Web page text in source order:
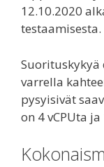
12.10.2020
testaamisesta.
varrella
pysyisivät
on 4 vCPUta